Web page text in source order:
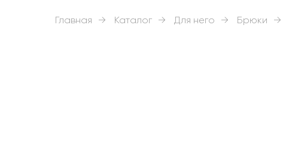
Главная → Каталог → Для него → Брюки →